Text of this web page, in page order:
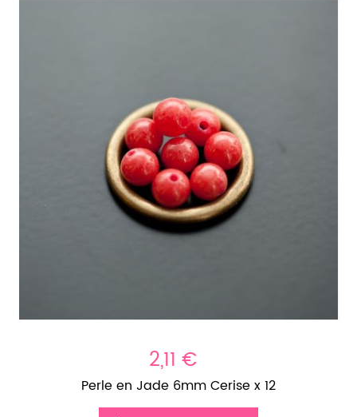
2,11 €
Perle en Jade 6mm Cerise x 12